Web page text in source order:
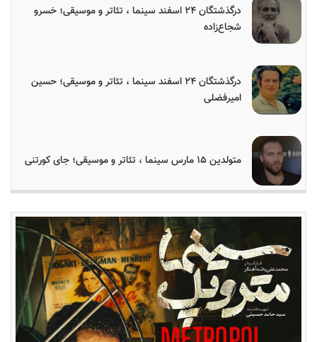
درگذشتگان ۲۴ اسفند سینما ، تئاتر و موسیقی؛ خسرو
شجاع‌زاده
درگذشتگان ۲۴ اسفند سینما ، تئاتر و موسیقی؛ حسین
امیرفضلی
متولدین ۱۵ مارس سینما ، تئاتر و موسیقی؛ جای کورتنی